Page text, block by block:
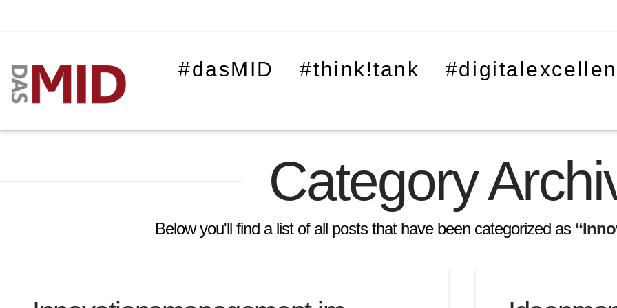
#dasMID #think!tank
Category
Below you'll find a list of all posts that have been categorized as